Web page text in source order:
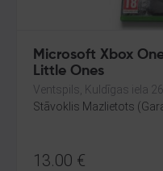
Microsoft Xbox
Little Ones
Ventspils, Kuldīgas iela 26
Stāvoklis Mazlietots
13.00 €